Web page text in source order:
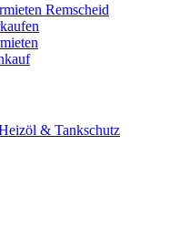
Remscheid
& Tankschutz